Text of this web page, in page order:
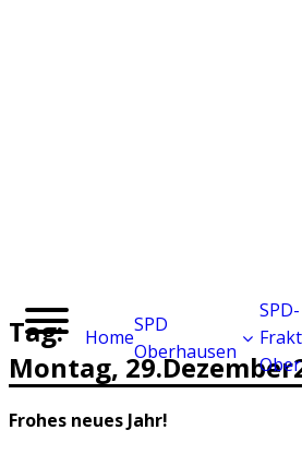
Home
SPD
Oberhausen
SPD-
Tag:
Montag, 29.Dezember
Frohes neues Jahr!